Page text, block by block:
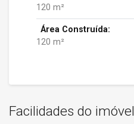
120 m²
Área Construída:
120 m²
Facilidades do imóvel